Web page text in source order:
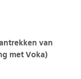
van
met Voka)